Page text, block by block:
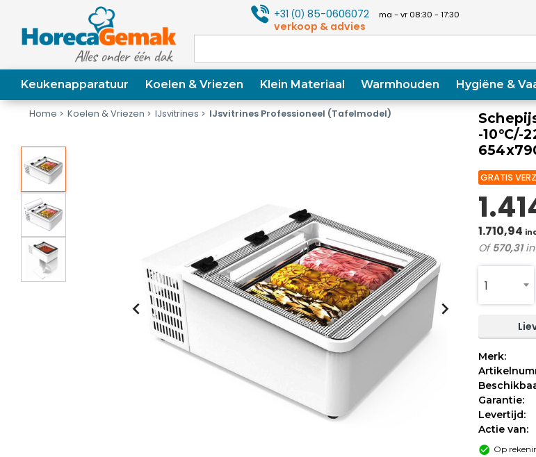
+31(0) 85-0606072 ma - vr 08:30 - 17:30
verkoop & advies
Keukenapparatuur Koelen & Vriezen Klein Materiaal Warmhouden Hygiëne &
Home Koelen & Vriezen IJsvitrines IJsvitrines Professioneel (Tafelmodel)
-10°C/-
GRATIS
1.710,94
Of 570,31in
1
Merk:
Garantie:
Levertijd:
Actie van:
Op